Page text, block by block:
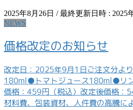
2025年8月26日 / 最終更新日時 : 2025
NEWS
価格改定のお知らせ
改定日：2025年9月1日ご注文分よ
180ml●トマトジュース180ml●リ
価格：459円（税込）改定後価格：
材料費、包装資材、人件費の高騰